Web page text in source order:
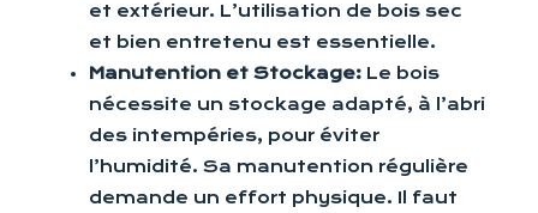
et extérieur. L’utilisation de bois sec
et bien entretenu est essentielle.
Manutention et Stockage: Le bois
nécessite un stockage adapté, à l’abri
des intempéries, pour éviter
l’humidité. Sa manutention régulière
demande un effort physique. Il faut